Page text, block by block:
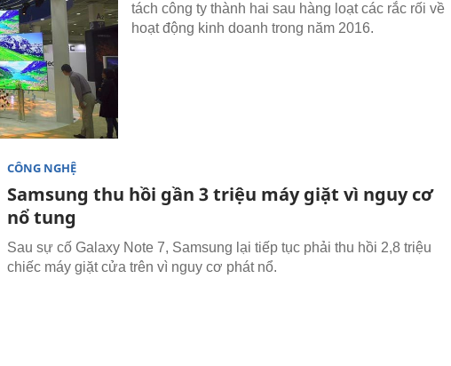
tách công ty thành hai sau hàng loạt các rắc rối về
hoạt động kinh doanh trong năm 2016.
CÔNG NGHỆ
Samsung thu hồi gần 3 triệu máy giặt vì nguy cơ
nổ tung
Sau sự cố Galaxy Note 7, Samsung lại tiếp tục phải thu hồi 2,8 triệu
chiếc máy giặt cửa trên vì nguy cơ phát nổ.